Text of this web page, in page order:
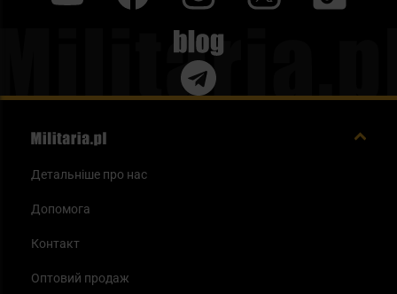
Blog
Детальніше про нас
Допомога
Контакт
Оптовий продаж